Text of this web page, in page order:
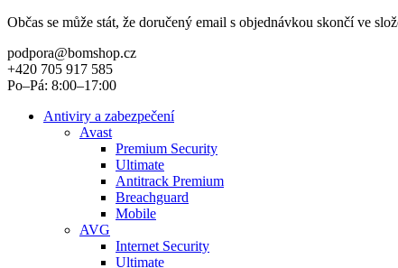
Občas se může stát, že doručený email s objednávkou skončí ve
podpora@bomshop.cz
+420 705 917 585
Po–Pá: 8:00–17:00
Antiviry a zabezpečení
Avast
Premium Security
Ultimate
Antitrack Premium
Breachguard
Mobile
AVG
Internet Security
Ultimate